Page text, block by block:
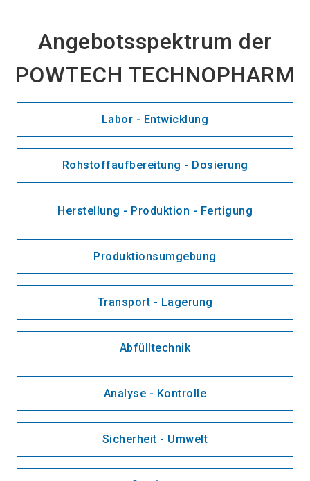
Angebotsspektrum der
POWTECH TECHNOPHARM
Labor - Entwicklung
Rohstoffaufbereitung - Dosierung
Herstellung - Produktion - Fertigung
Produktionsumgebung
Transport - Lagerung
Abfülltechnik
Analyse - Kontrolle
Sicherheit - Umwelt